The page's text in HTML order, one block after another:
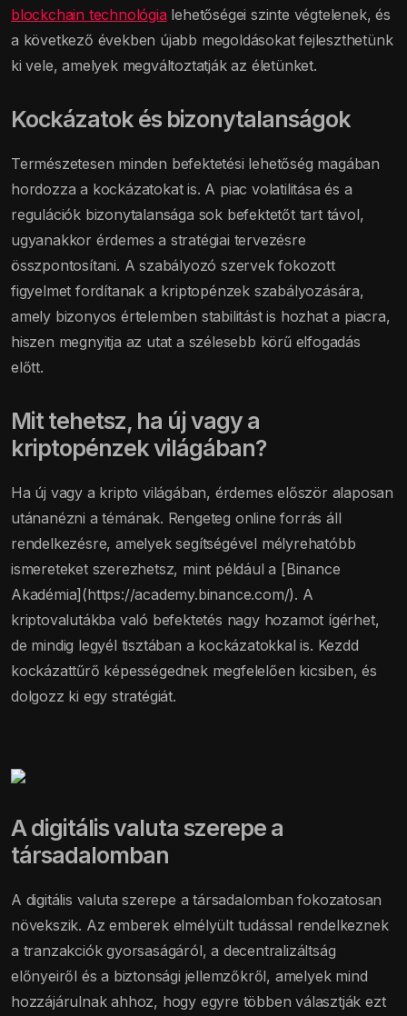
blockchain technológialehetőségei szinte végtelenek, és
a következő években újabb megoldásokat fejleszthetünk
ki vele, amelyek megváltoztatják az életünket.
Kockázatok és bizonytalanságok
Természetesen minden befektetési lehetőség magában
hordozza a kockázatokat is. A piac volatilitása és a
regulációk bizonytalansága sok befektetőt tart távol,
ugyanakkor érdemes a stratégiai tervezésre
összpontosítani. A szabályozó szervek fokozott
figyelmet fordítanak a kriptopénzek szabályozására,
amely bizonyos értelemben stabilitást is hozhat a piacra,
hiszen megnyitja az utat a szélesebb körű elfogadás
előtt.
Mit tehetsz, ha új vagy a
kriptopénzek világában?
Ha új vagy a kripto világában, érdemes először alaposan
utánanézni a témának. Rengeteg online forrás áll
rendelkezésre, amelyek segítségével mélyrehatóbb
ismereteket szerezhetsz, mint például a [Binance
Akadémia](https://academy.binance.com/). A
kriptovalutákba való befektetés nagy hozamot ígérhet,
de mindig legyél tisztában a kockázatokkal is. Kezdd
kockázattűrő képességednek megfelelően kicsiben, és
dolgozz ki egy stratégiát.
A digitális valuta szerepe a
társadalomban
A digitális valuta szerepe a társadalomban fokozatosan
növekszik. Az emberek elmélyült tudással rendelkeznek
a tranzakciók gyorsaságáról, a decentralizáltság
előnyeiről és a biztonsági jellemzőkről, amelyek mind
hozzájárulnak ahhoz, hogy egyre többen választják ezt